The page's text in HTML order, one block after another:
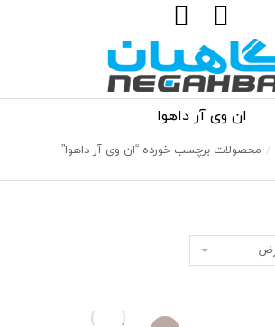
جستجو:
ان وی آر داهوا
محصولات برچسب خورده “ان وی آر داهوا”